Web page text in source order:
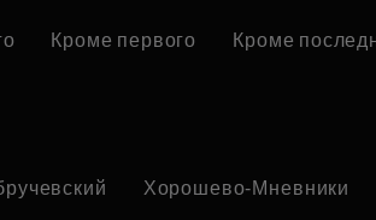
Кроме первого Кроме
Хорошево-Мневники